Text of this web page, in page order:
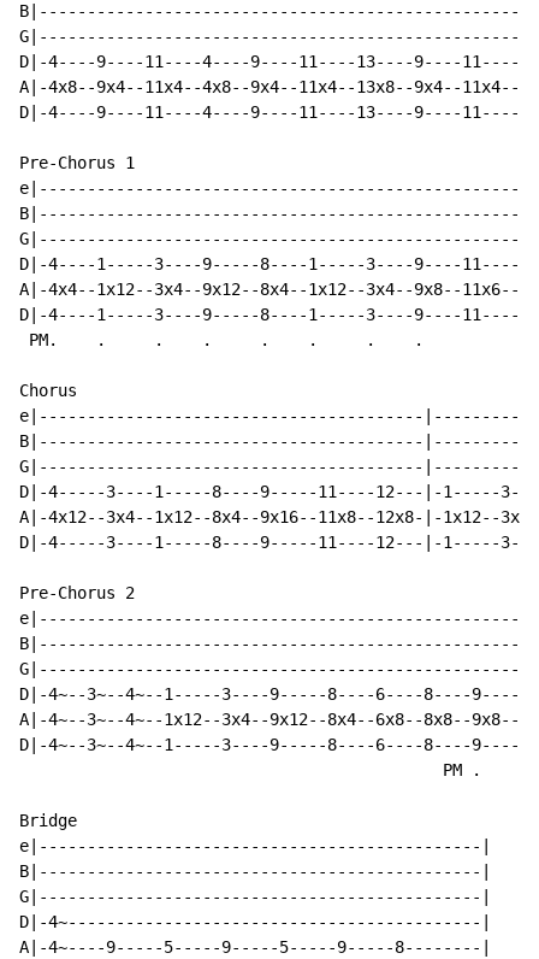
D|-4----9----11----4----9----11----13----9----11----
A|-4x8--9x4--11x4--4x8--9x4--11x4--13x8--9x4--11x4--
D|-4----9----11----4----9----11----13----9----11----
Pre-Chorus 1
e|--------------------------------------------------|
B|--------------------------------------------------|
G|--------------------------------------------------|
D|-4----1-----3----9-----8----1-----3----9----11----|
A|-4x4--1x12--3x4--9x12--8x4--1x12--3x4--9x8--11x6--|
D|-4----1-----3----9-----8----1-----3----9----11----|
PM.    .     .    .     .    .     .    .
Chorus
e|----------------------------------------
B|----------------------------------------
G|----------------------------------------
D|-4-----3----1-----8----9-----11----12---|-1-----
A|-4x12--3x4--1x12--8x4--9x16--11x8--12x8-|-1x12--
D|-4-----3----1-----8----9-----11----12---|-1-----
Pre-Chorus 2
D|-4~--3~--4~--1-----3----9-----8----6----8----9----
A|-4~--3~--4~--1x12--3x4--9x12--8x4--6x8--8x8--9x8--
D|-4~--3~--4~--1-----3----9-----8----6----8----9----
                                            PM .    .
Bridge
e|----------------------------------------------|
B|----------------------------------------------|
G|----------------------------------------------|
D|-4~-------------------------------------------|
A|-4~----9-----5-----9-----5-----9-----8--------|